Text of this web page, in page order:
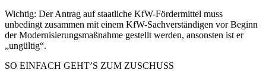
Wichtig: Der Antrag auf staatliche KfW-Fördermittel muss
unbedingt zusammen mit einem KfW-Sachverständigen vor Beginn
der Modernisierungsmaßnahme gestellt werden, ansonsten ist er
„ungültig“.
SO EINFACH GEHT’S ZUM ZUSCHUSS